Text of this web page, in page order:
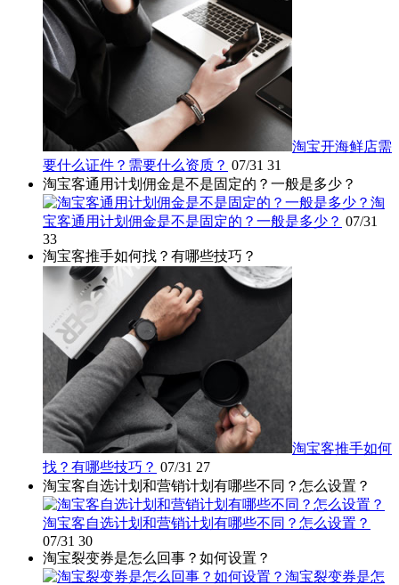
淘宝开海鲜店需
要什么证件？需要什么资质？ 07/31 31
淘宝客通用计划佣金是不是固定的？一般是多少？
淘
宝客通用计划佣金是不是固定的？一般是多少？ 07/31
33
淘宝客推手如何找？有哪些技巧？
淘宝客推手如何
找？有哪些技巧？ 07/31 27
淘宝客自选计划和营销计划有哪些不同？怎么设置？
淘宝客自选计划和营销计划有哪些不同？怎么设置？
07/31 30
淘宝裂变券是怎么回事？如何设置？
淘宝裂变券是怎